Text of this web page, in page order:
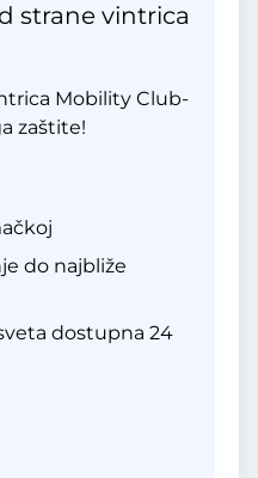
strane vintrica
Mobility Club-
zaštite!
do najbliže
dostupna 24